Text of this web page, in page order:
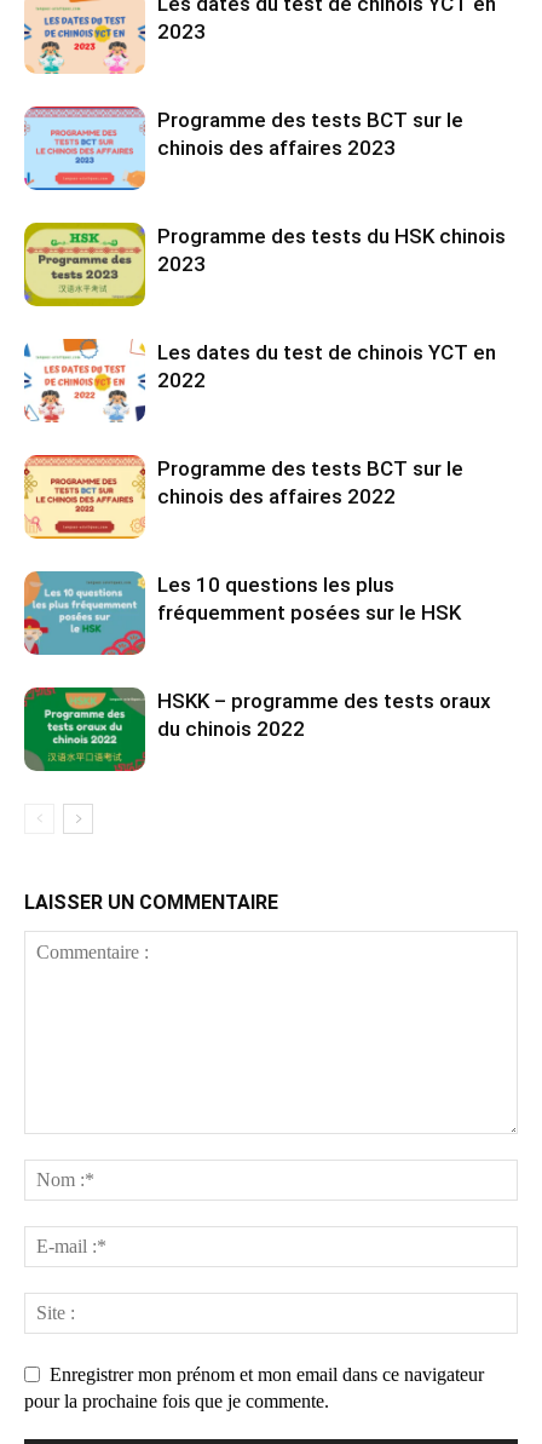
2023
Programme des tests BCT sur le
chinois des affaires 2023
Programme des tests du HSK chinois
2023
Les dates du test de chinois YCT en
2022
Programme des tests BCT sur le
chinois des affaires 2022
Les 10 questions les plus
fréquemment posées sur le HSK
HSKK – programme des tests oraux
du chinois 2022
LAISSER UN COMMENTAIRE
Enregistrer mon prénom et mon email dans ce navigateur
pour la prochaine fois que je commente.